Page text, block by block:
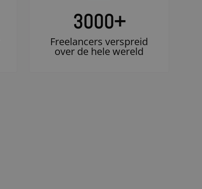
3000+
Freelancers verspreid
over de hele wereld